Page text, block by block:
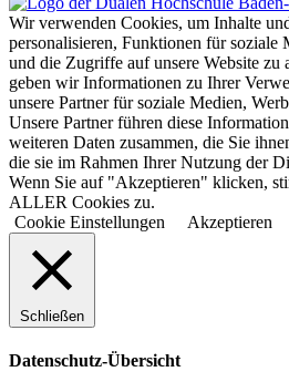
Wir verwenden Cookies, um Inhalte
personalisieren, Funktionen für soziale
und die Zugriffe auf unsere Website zu
geben wir Informationen zu Ihrer
unsere Partner für soziale Medien,
Unsere Partner führen diese
weiteren Daten zusammen, die Sie
die sie im Rahmen Ihrer Nutzung der
Wenn Sie auf "Akzeptieren" klicken,
ALLER Cookies zu.
Cookie Einstellungen
Akzeptieren
Schließen
Datenschutz-Übersicht